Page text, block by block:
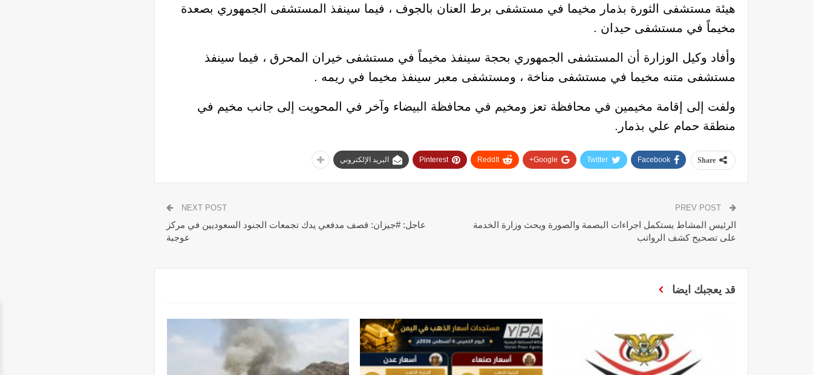
هيئة مستشفى الثورة بذمار مخيما في مستشفى برط العنان بالجوف ، فيما سينفذ المستشفى الجمهوري بصعدة
مخيماً في مستشفى حيدان .
وأفاد وكيل الوزارة أن المستشفى الجمهوري بحجة سينفذ مخيماً في مستشفى خيران المحرق ، فيما سينفذ
مستشفى متنه مخيما في مستشفى مناخة ، ومستشفى معبر سينفذ مخيما في ريمه .
ولفت إلى إقامة مخيمين في محافظة تعز ومخيم في محافظة البيضاء وآخر في المحويت إلى جانب مخيم في
منطقة حمام علي بذمار.
Share
Facebook
Twitter
Google+
ReddIt
Pinterest البريد الإلكتروني
الرئيس المشاط يستكمل اجراءات البصمة والصورة ويحث وزارة الخدمة
على تصحيح كشف الرواتب
NEXT POST
عاجل: #جيزان: قصف مدفعي يدك تجمعات الجنود السعوديين في مركز
عوجبة
قد يعجبك ايضا